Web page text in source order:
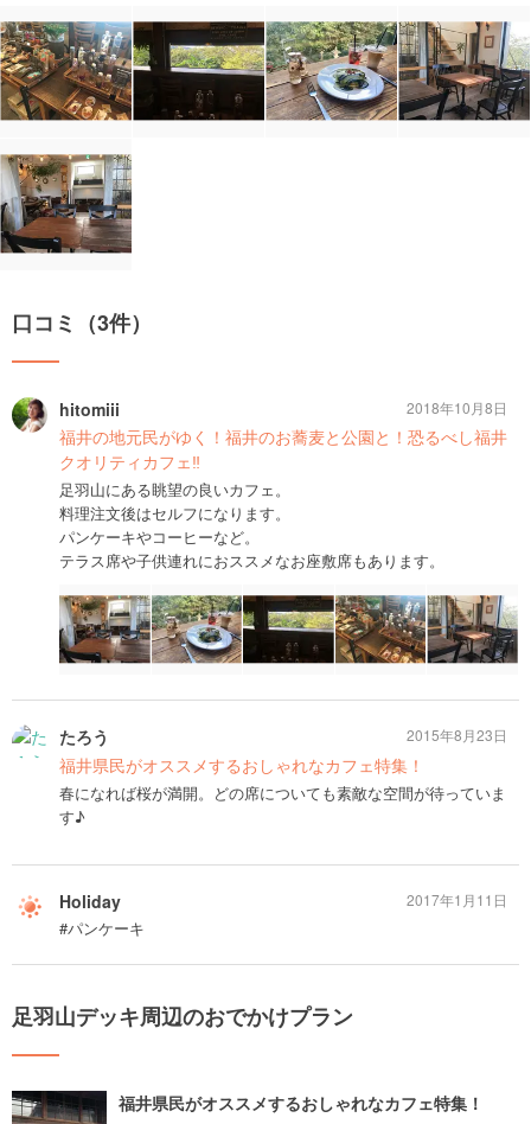
口コミ（3件）
hitomiii
福井の地元民がゆく！福井のお蕎麦と公園と！恐るべし福井
クオリティカフェ‼︎
足羽山にある眺望の良いカフェ。
料理注文後はセルフになります。
パンケーキやコーヒーなど。
テラス席や子供連れにおススメなお座敷席もあります。
2018年10月8日
たろう
福井県民がオススメするおしゃれなカフェ特集！
春になれば桜が満開。どの席についても素敵な空間が待っていま
す♪
2015年8月23日
Holiday
#パンケーキ
2017年1月11日
足羽山デッキ周辺のおでかけプラン
福井県民がオススメするおしゃれなカフェ特集！